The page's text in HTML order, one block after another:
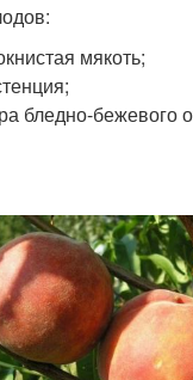
мякоть;
бледно-бежевого